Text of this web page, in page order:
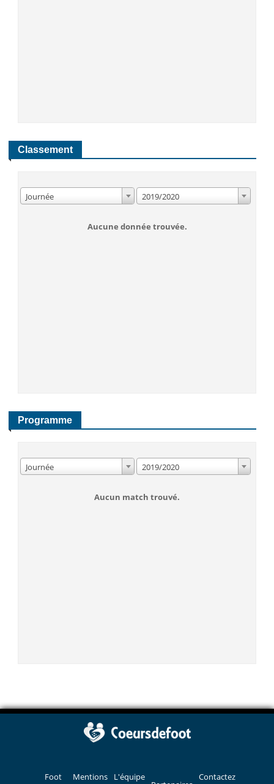
Classement
Journée 2019/2020
Aucune donnée trouvée.
Programme
Journée 2019/2020
Aucun match trouvé.
Foot Mentions L'équipe Contactez